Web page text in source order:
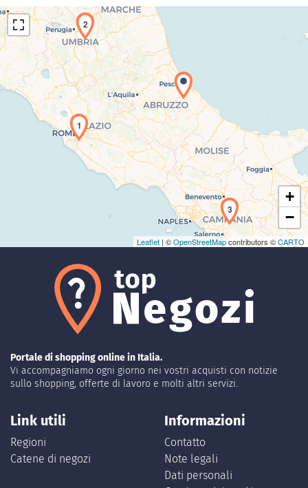
Caricamento della carta in corso...
1
2
3
+
−
Leaflet | ©OpenStreetMapcontributors ©CARTO
Portale di shopping online in Italia.
Vi accompagniamo ogni giorno nei vostri acquisti con notizie
sullo shopping, offerte di lavoro e molti altri servizi.
Link utili
Regioni
Catene di negozi
Informazioni
Contatto
Note legali
Dati personali